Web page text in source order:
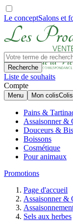
Le conceptSalons et
Recherche
Liste de souhaits
Compte
Menu Mon colisColis
Pains &
Assaisonner &
Douceurs &
Boissons
Cosmétique
Pour animaux
Promotions
Page d'accueil
Assaisonner &
Sels aux herbes